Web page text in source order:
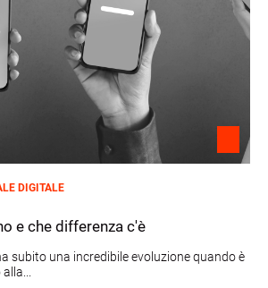
DIGITALE
e che differenza c'è
subito una incredibile evoluzione quando è